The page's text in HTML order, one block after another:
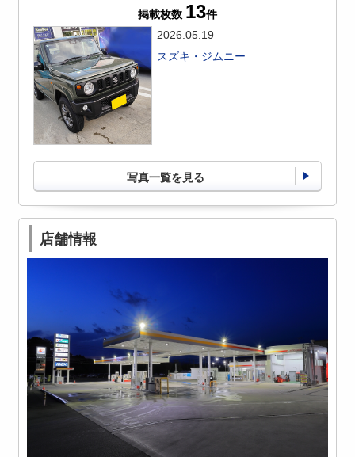
掲載枚数 13件
2026.05.19
スズキ・ジムニー
写真一覧を見る
店舗情報